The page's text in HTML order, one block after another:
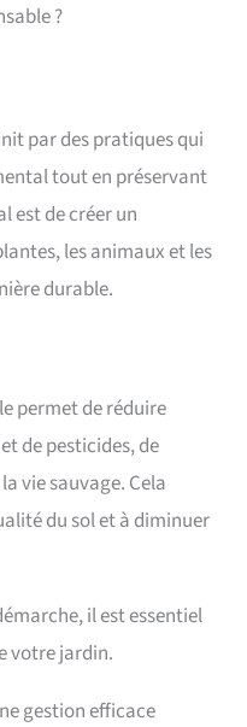
?
par des pratiques qui
tout en préservant
est de créer un
les animaux et les
durable.
permet de réduire
de pesticides, de
vie sauvage. Cela
du sol et à diminuer
il est essentiel
votre jardin.
gestion efficace